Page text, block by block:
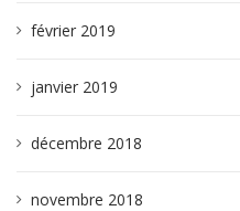
février 2019
janvier 2019
décembre 2018
novembre 2018